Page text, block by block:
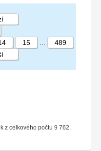
489
z celkového počtu 9 762.
15
489